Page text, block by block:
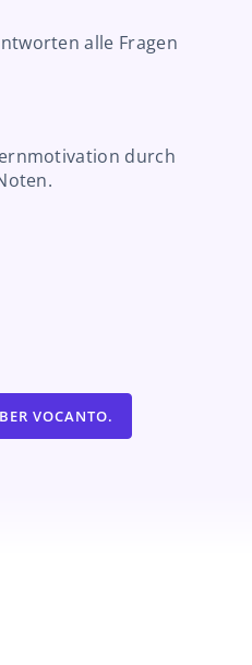
alle Fragen
durch
VOCANTO.